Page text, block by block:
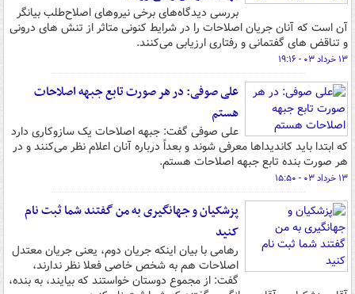
بررسی دیدگاه‌های برخی نیروهای اصلاح‌طلب بیانگر
آن است که آنان جریان اصلاحات را در شرایط کنونی متاثر از تنش های درونی
و تناقض های گفتمانی و رفتاری ارزیابی می‌کنند.
۱۳ خرداد ۰۳ - ۱۹:۱۶
علی صوفی: در هر صورت تابع جبهه اصلاحات
هستم
علی صوفی گفت: جبهه اصلاحات یک سازوکاری دارد
که ابتدا باید کاندیداها معرفی شوند و بعداً درباره آنان اعلام نظر می‌کنند و در
هر صورت بنده تابع جبهه اصلاحات هستم.
۱۳ خرداد ۰۳ - ۱۵:۵۰
پزشکیان و جهانگیری به من گفتند شما ثبت نام
کنید
رهامی با بیان اینکه جریان دوم، یعنی جریان معتدل
اصلاحات هم به شخص خاصی فعلا نظر ندارند،
گفت: از مجموع دوستان خواستند که بیایند، به بنده،